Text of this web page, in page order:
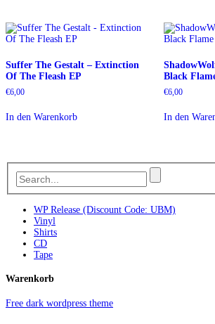
Suffer The Gestalt – Extinction
Of The Fleash EP
€6,00
In den Warenkorb
Black
€6,00
In den
WP Release (Discount Code: UBM)
Vinyl
Shirts
CD
Tape
Warenkorb
Free dark wordpress theme